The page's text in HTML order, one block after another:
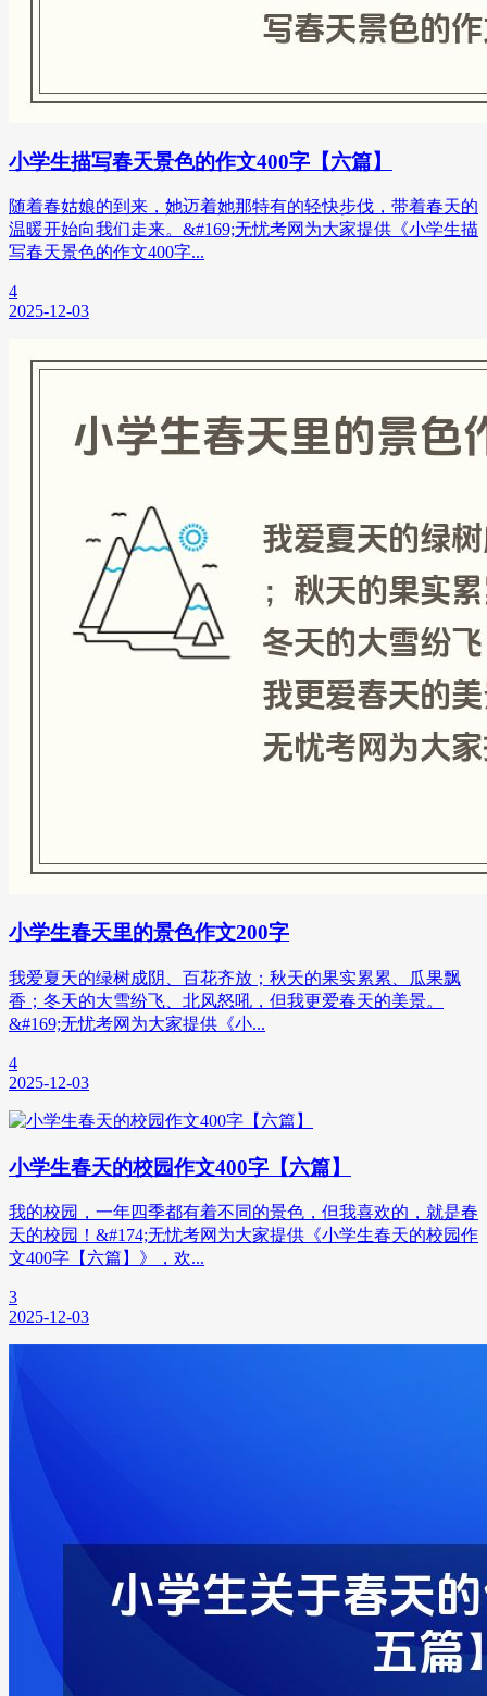
小学生描写春天景色的作文400字【六篇】
随着春姑娘的到来，她迈着她那特有的轻快步伐，带着春天的
温暖开始向我们走来。&#169;无忧考网为大家提供《小学生描
写春天景色的作文400字...
4
2025-12-03
小学生春天里的景色作文200字
我爱夏天的绿树成阴、百花齐放；秋天的果实累累、瓜果飘
香；冬天的大雪纷飞、北风怒吼，但我更爱春天的美景。
&#169;无忧考网为大家提供《小...
4
2025-12-03
小学生春天的校园作文400字【六篇】
我的校园，一年四季都有着不同的景色，但我喜欢的，就是春
天的校园！&#174;无忧考网为大家提供《小学生春天的校园作
文400字【六篇】》，欢...
3
2025-12-03